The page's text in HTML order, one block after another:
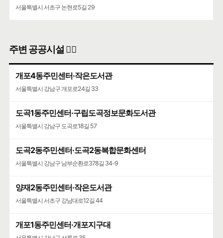
서울특별시 서초구 논현로5길 29
주변 공공시설 👨‍✈️
개포4동주민센터·작은도서관
서울특별시 강남구 개포로24길 33
도곡1동주민센터·구립도곡정보문화도서관
서울특별시 강남구 도곡로18길 57
도곡2동주민센터·도곡2동복합문화센터
서울특별시 강남구 남부순환로378길 34-9
양재2동주민센터·작은도서관
서울특별시 서초구 강남대로12길 44
개포1동주민센터·개포지구대